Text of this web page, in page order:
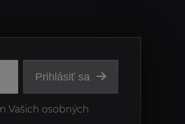
Prihlásiť sa
Vašich osobných